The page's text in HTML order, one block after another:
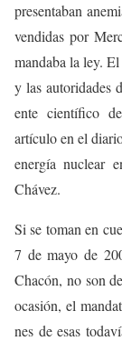
presentaban
vendidas por
mandaba la ley.
y las autoridades
ente científico
artículo en el
energía nuclear
Chávez.
Si se toman en
7 de mayo de
Chacón, no son
ocasión, el
nes de esas